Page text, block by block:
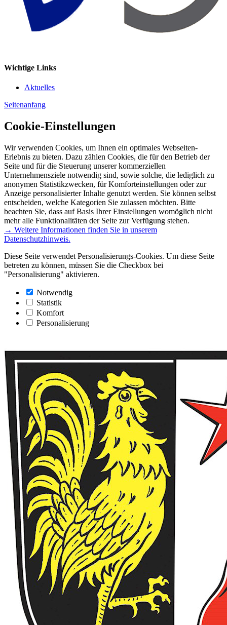
Wichtige Links
Aktuelles
Seitenanfang
Cookie-Einstellungen
Wir verwenden Cookies, um Ihnen ein optimales Webseiten-
Erlebnis zu bieten. Dazu zählen Cookies, die für den Betrieb der
Seite und für die Steuerung unserer kommerziellen
Unternehmensziele notwendig sind, sowie solche, die lediglich zu
anonymen Statistikzwecken, für Komforteinstellungen oder zur
Anzeige personalisierter Inhalte genutzt werden. Sie können selbst
entscheiden, welche Kategorien Sie zulassen möchten. Bitte
beachten Sie, dass auf Basis Ihrer Einstellungen womöglich nicht
mehr alle Funktionalitäten der Seite zur Verfügung stehen.
→ Weitere Informationen finden Sie in unserem
Datenschutzhinweis.
Diese Seite verwendet Personalisierungs-Cookies. Um diese Seite
betreten zu können, müssen Sie die Checkbox bei
"Personalisierung" aktivieren.
Notwendig
Statistik
Komfort
Personalisierung